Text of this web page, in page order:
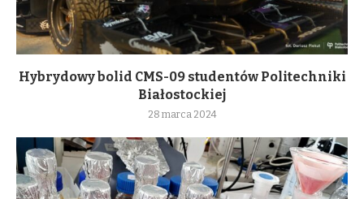
Hybrydowy bolid CMS-09 studentów Politechniki
Białostockiej
28 marca 2024